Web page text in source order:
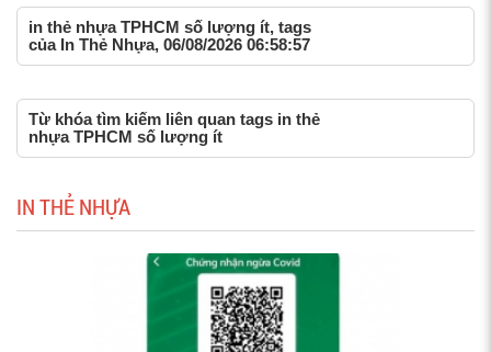
in thẻ nhựa TPHCM số lượng ít, tags
của In Thẻ Nhựa, 06/08/2026 06:58:57
Từ khóa tìm kiếm liên quan tags in thẻ
nhựa TPHCM số lượng ít
IN THẺ NHỰA